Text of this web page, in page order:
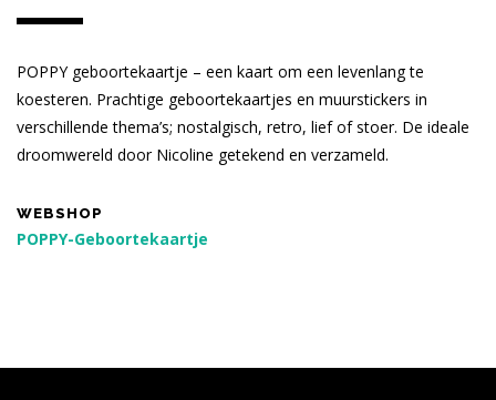
POPPY geboortekaartje – een kaart om een levenlang te
koesteren. Prachtige geboortekaartjes en muurstickers in
verschillende thema’s; nostalgisch, retro, lief of stoer. De ideale
droomwereld door Nicoline getekend en verzameld.
WEBSHOP
POPPY-Geboortekaartje